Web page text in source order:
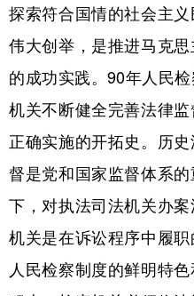
探索符合国情的社会主
伟大创举，是推进马克
的成功实践。90年人民
机关不断健全完善法律
正确实施的开拓史。历
督是党和国家监督体系
下，对执法司法机关办
机关是在诉讼程序中履
人民检察制度的鲜明特